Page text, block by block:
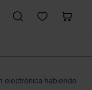
electrónica habiendo